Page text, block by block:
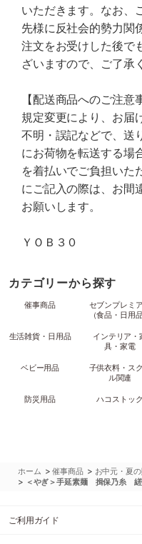
いただきます。なお、
先様に反社会的勢力関
注文をお受けした後で
ざいますので、ご了承
【配送商品へのご注意
規定変更により、お届
不明・誤記などで、送
にお荷物を転送する場
を着払いでご負担いた
にご記入の際は、お間
お願いします。
ＹＯＢ３０
カテゴリーから探す
催事商品
セブンプレミ
（食品・日用品
生活雑貨・日用品
インテリア・
具・家電
ベビー用品
子供衣料・ス
ル関連
防災用品 ハコストック
ホーム >催事商品 > お中元・夏
> ＜やぎ＞手延素麺 揖保乃糸
ご利用ガイド